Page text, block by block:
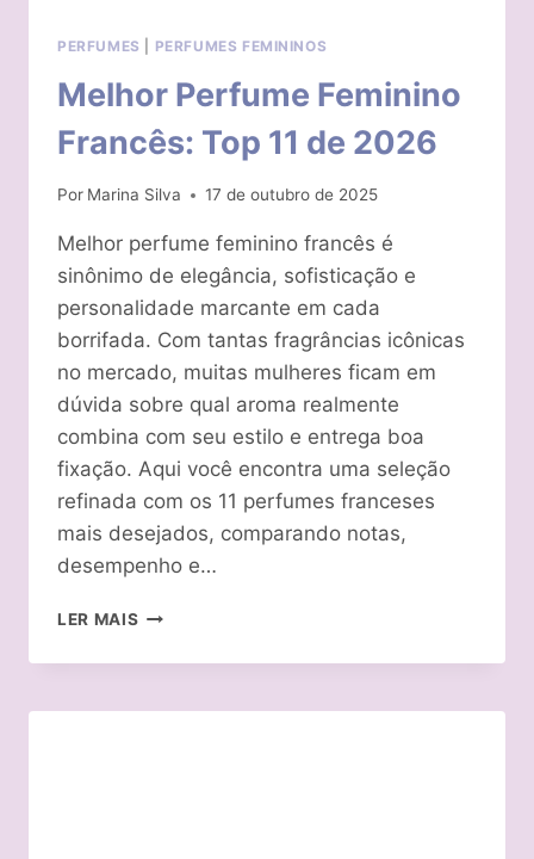
PERFUMES PERFUMES FEMININOS
Melhor Perfume Feminino
Francês: Top 11 de 2026
Por Marina Silva 17 de outubro de 2025
Melhor perfume feminino francês é
sinônimo de elegância, sofisticação e
personalidade marcante em cada
borrifada. Com tantas fragrâncias icônicas
no mercado, muitas mulheres ficam em
dúvida sobre qual aroma realmente
combina com seu estilo e entrega boa
fixação. Aqui você encontra uma seleção
refinada com os 11 perfumes franceses
mais desejados, comparando notas,
desempenho e…
LER MAIS MELHOR
FEMININO
TOP